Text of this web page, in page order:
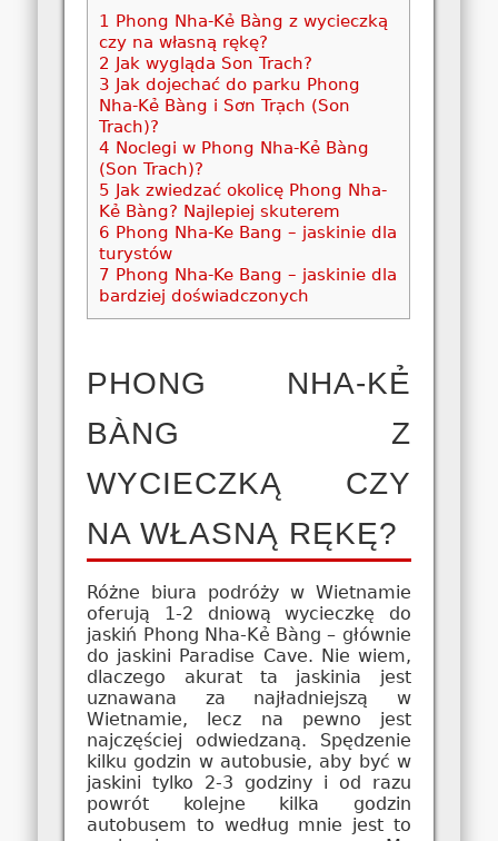
1 Phong Nha-Kẻ Bàng z wycieczką
czy na własną rękę?
2
Jak wygląda Son Trach?
3 Jak dojechać do parku Phong
Nha-Kẻ Bàng i Sơn Trạch (Son
Trach)?
4 Noclegi w Phong Nha-Kẻ Bàng
(Son Trach)?
5 Jak zwiedzać okolicę Phong Nha-
Kẻ Bàng? Najlepiej skuterem
6 Phong Nha-Ke Bang – jaskinie dla
turystów
7 Phong Nha-Ke Bang – jaskinie dla
bardziej doświadczonych
PHONG NHA-KẺ
BÀNG Z
WYCIECZKĄ CZY
NA WŁASNĄ RĘKĘ?
Różne biura podróży w Wietnamie
oferują 1-2 dniową wycieczkę do
jaskiń Phong Nha-Kẻ Bàng – głównie
do jaskini Paradise Cave. Nie wiem,
dlaczego akurat ta jaskinia jest
uznawana za najładniejszą w
Wietnamie, lecz na pewno jest
najczęściej odwiedzaną. Spędzenie
kilku godzin w autobusie, aby być w
jaskini tylko 2-3 godziny i od razu
powrót kolejne kilka godzin
autobusem to według mnie jest to